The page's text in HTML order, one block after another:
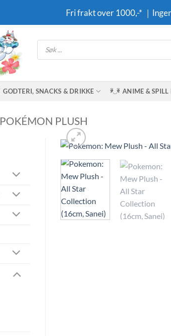
Fri frakt over 1000,-* ｜
Products
search
GODTERI, SNACKS & DRIKKE ANIME & SPILL
POKÉMON PLUSH